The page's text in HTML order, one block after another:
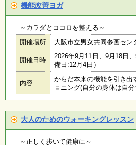
子
ど
イ
イ
ド
機能改善ヨガ
～カラダとココロを整える～
開催場所
大阪市立男女共同参画セン
開催日時
2026年9月11日、9月18日
備日:12月4日）
内容
からだ本来の機能を引き出
ョニング(自分の身体は自
大人のためのウォーキングレッスン
～正しく歩いて健康に～